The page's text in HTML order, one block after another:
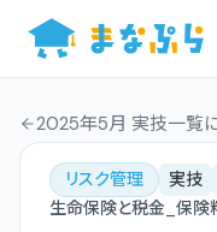
2025年5月 実技一覧
リスク管理 実技
生命保険と税金_保険